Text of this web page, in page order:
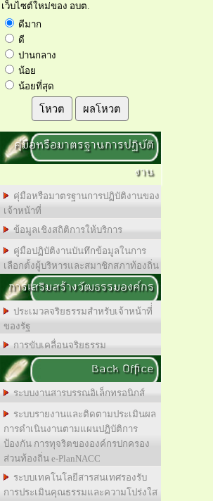
เว็บไซต์ใหม่ของ อบต.
ดีมาก
ดี
ปานกลาง
น้อย
น้อยที่สุด
โหวต ผลโหวต
คุ่มือหรือมาตรฐานการปฏิบัติ
งาน
คุ่มือหรือมาตรฐานการปฏิบัติงานของ
เจ้าหน้าที่
ข้อมูลเชิงสถิติการให้บริการ
คู่มือปฏิบัติงานบันทึกข้อมูลในการ
เลือกตั้งผู้บริหารและสมาชิกสภาท้องถิ่น
การเสริมสร้างวัฒธรรมองค์กร
ประเมวลจริยธรรมสำหรับเจ้าหน้าที่่
ของรัฐ
การขับเคลื่อนจริยธรรม
Back Office
ระบบงานสารบรรณอิเล็กทรอนิกส์
ระบบรายงานและติดตามประเมินผล
การดำเนินงานตามแผนปฏิบัติการ
ป้องกัน การทุจริตขององค์กรปกครอง
ส่วนท้องถิ่น e-PlanNACC
ระบบเทคโนโลยีสารสนเทศรองรับ
การประเมินคุณธรรมและความโปร่งใส